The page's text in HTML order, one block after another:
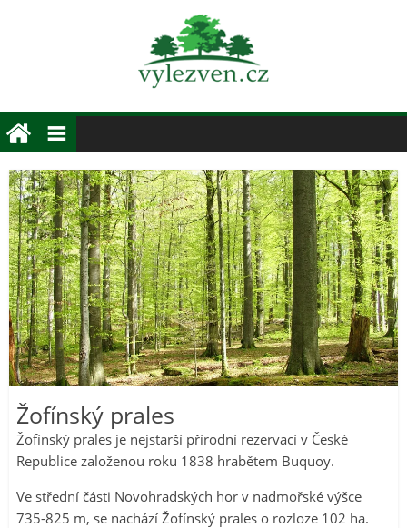
Žofínský prales
Žofínský prales je nejstarší přírodní rezervací v České
Republice založenou roku 1838 hrabětem Buquoy.
Ve střední části Novohradských hor v nadmořské výšce
735-825 m, se nachází Žofínský prales o rozloze 102 ha.